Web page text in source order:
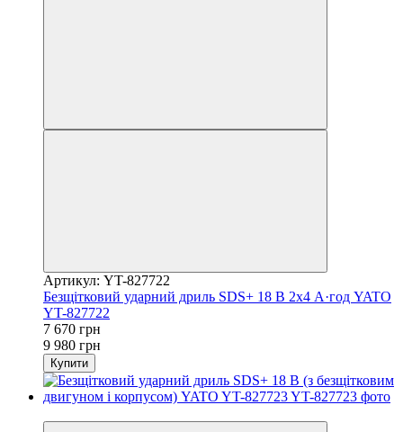
Артикул: YT-827722
Безщітковий ударний дриль SDS+ 18 В 2x4 А·год YATO
YT-827722
7 670 грн
9 980 грн
Купити